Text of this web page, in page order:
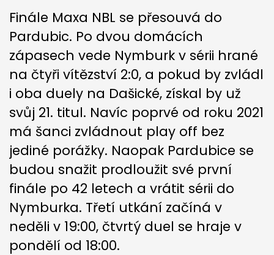
Finále Maxa NBL se přesouvá do
Pardubic. Po dvou domácích
zápasech vede Nymburk v sérii hrané
na čtyři vítězství 2:0, a pokud by zvládl
i oba duely na Dašické, získal by už
svůj 21. titul. Navíc poprvé od roku 2021
má šanci zvládnout play off bez
jediné porážky. Naopak Pardubice se
budou snažit prodloužit své první
finále po 42 letech a vrátit sérii do
Nymburka. Třetí utkání začíná v
neděli v 19:00, čtvrtý duel se hraje v
pondělí od 18:00.